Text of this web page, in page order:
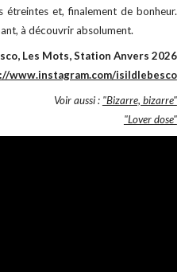
étreintes et, finalement de bonheur.
à découvrir absolument.
Les Mots, Station Anvers 2026
www.instagram.com/isildlebesco
Voir aussi : "Bizarre, bizarre"
"Lover dose"